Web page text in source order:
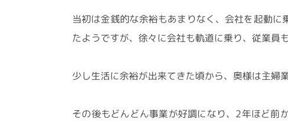
当初は金銭的な余裕もあまりなく、会社を起動
たようですが、徐々に会社も軌道に乗り、従業員
少し生活に余裕が出来てきた頃から、奥様は主婦
その後もどんどん事業が好調になり、2年ほど前